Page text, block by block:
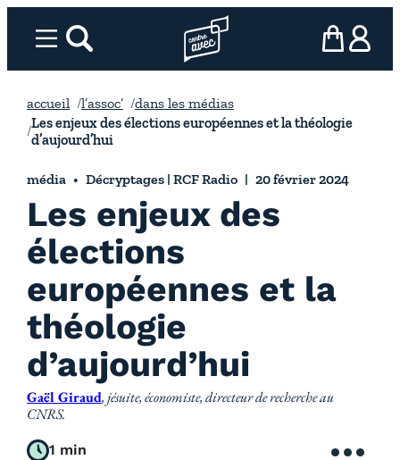
Menurechercher Page d’accueil l’association
mon panier
ma
accueil l’assoc’
dans les médias
Les enjeux des élections européennes et la théologie
d’aujourd’hui
média Décryptages | RCF Radio 20 février 2024
Les enjeux des
élections
européennes et la
théologie
d’aujourd’hui
Gaël Giraud, jésuite, économiste, directeur de recherche au
CNRS.
1 min